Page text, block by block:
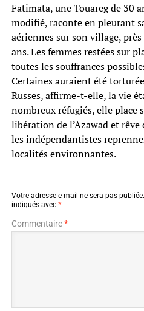
Fatimata, une Touareg de 30
modifié, raconte en pleurant
aériennes sur son village,
ans. Les femmes restées sur
toutes les souffrances
Certaines auraient été
Russes, affirme-t-elle, la vie
nombreux réfugiés, elle place
libération de l’Azawad et
les indépendantistes
localités environnantes.
Votre adresse e-mail ne sera pas publiée.
indiqués avec *
Commentaire*